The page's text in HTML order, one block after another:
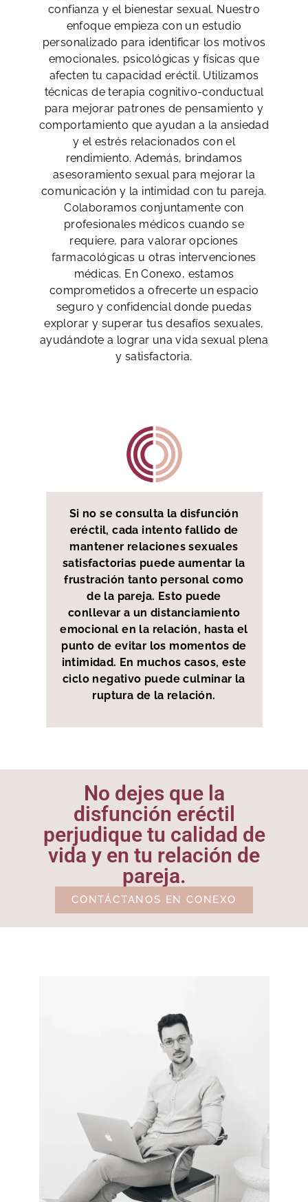
confianza y el bienestar sexual. Nuestro
enfoque empieza con un estudio
personalizado para identificar los motivos
emocionales, psicológicas y físicas que
afecten tu capacidad eréctil. Utilizamos
técnicas de terapia cognitivo-conductual
para mejorar patrones de pensamiento y
comportamiento que ayudan a la ansiedad
y el estrés relacionados con el
rendimiento. Además, brindamos
asesoramiento sexual para mejorar la
comunicación y la intimidad con tu pareja.
Colaboramos conjuntamente con
profesionales médicos cuando se
requiere, para valorar opciones
farmacológicas u otras intervenciones
médicas. En Conexo, estamos
comprometidos a ofrecerte un espacio
seguro y confidencial donde puedas
explorar y superar tus desafíos sexuales,
ayudándote a lograr una vida sexual plena
y satisfactoria.
Si no se consulta la disfunción
eréctil, cada intento fallido de
mantener relaciones sexuales
satisfactorias puede aumentar la
frustración tanto personal como
de la pareja. Esto puede
conllevar a un distanciamiento
emocional en la relación, hasta el
punto de evitar los momentos de
intimidad. En muchos casos, este
ciclo negativo puede culminar la
ruptura de la relación.
No dejes que la
disfunción eréctil
perjudique tu calidad de
vida y en tu relación de
pareja.
CONTÁCTANOS EN CONEXO